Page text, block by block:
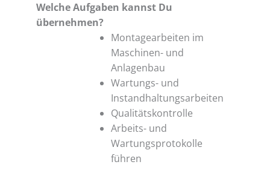
Welche Aufgaben kannst Du
übernehmen?
Montagearbeiten im
Maschinen- und
Anlagenbau
Wartungs- und
Instandhaltungsarbeiten
Qualitätskontrolle
Arbeits- und
Wartungsprotokolle
führen